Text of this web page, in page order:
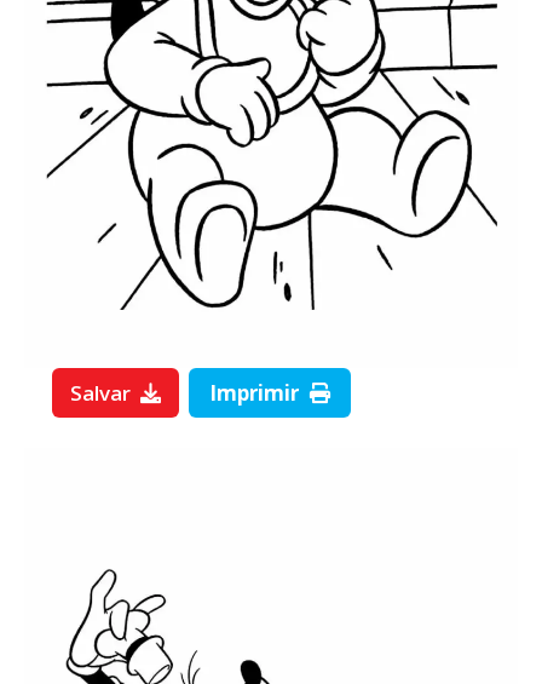
Salvar Imprimir